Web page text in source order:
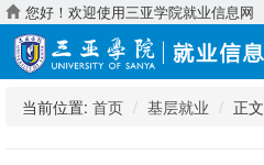
您好！欢迎使用三亚学院就业信息网
当前位置: 首页 基层就业 正文